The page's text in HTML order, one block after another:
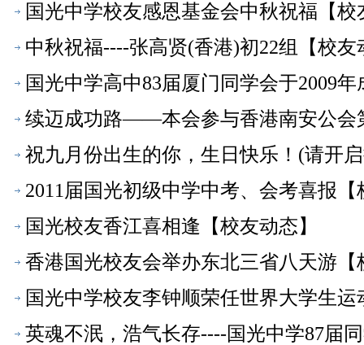
国光中学校友感恩基金会中秋祝福【校
中秋祝福----张高贤(香港)初22组【校友
国光中学高中83届厦门同学会于2009
续迈成功路——本会参与香港南安公会
祝九月份出生的你，生日快乐！(请开
2011届国光初级中学中考、会考喜报【
国光校友香江喜相逢【校友动态】
香港国光校友会举办东北三省八天游【
国光中学校友李钟顺荣任世界大学生
英魂不泯，浩气长存----国光中学87届